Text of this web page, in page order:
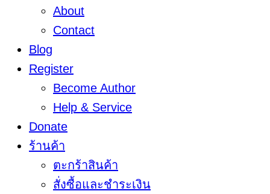
About
Contact
Blog
Register
Become Author
Help & Service
Donate
ร้านค้า
ตะกร้าสินค้า
สั่งซื้อและชำระเงิน